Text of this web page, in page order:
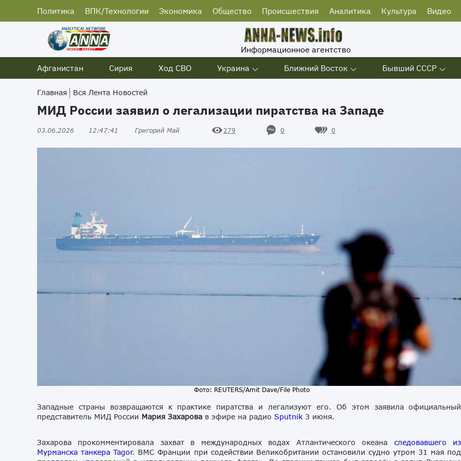
Политика ВПК/Технологии Экономика Общество Происшествия Аналитика Культура Видео
Информационное агентство
Афганистан
Сирия Ход СВО Украина Ближний Восток Бывший СССР
Главная Вся Лента Новостей
МИД России заявил о легализации пиратства на Западе
03.06.2026 12:47:41 Григорий Май 279 0 0
Фото: REUTERS/Amit Dave/File Photo
Западные страны возвращаются к практике пиратства и легализуют его. Об этом заявила официальный
представитель МИД России Мария Захарова в эфире на радио Sputnik 3 июня.
Захарова прокомментировала захват в международных водах Атлантического океана следовавшего из
Мурманска танкера Tagor. ВМС Франции при содействии Великобритании остановили судно утром 31 мая под